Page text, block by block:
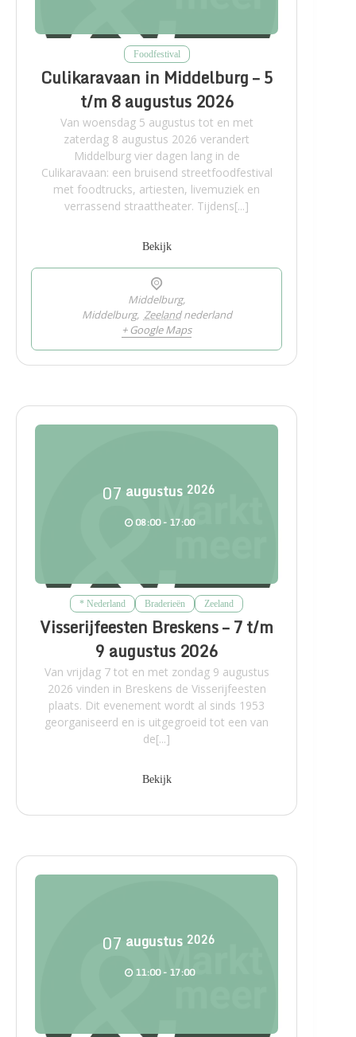
Foodfestival
Culikaravaan in Middelburg – 5
t/m 8 augustus 2026
Van woensdag 5 augustus tot en met
zaterdag 8 augustus 2026 verandert
Middelburg vier dagen lang in de
Culikaravaan: een bruisend streetfoodfestival
met foodtrucks, artiesten, livemuziek en
verrassend straattheater. Tijdens[...]
Bekijk
Middelburg,
Middelburg, Zeeland nederland
+ Google Maps
07 augustus 2026
08:00 - 17:00
* Nederland Braderieën Zeeland
Visserijfeesten Breskens – 7 t/m
9 augustus 2026
Van vrijdag 7 tot en met zondag 9 augustus
2026 vinden in Breskens de Visserijfeesten
plaats. Dit evenement wordt al sinds 1953
georganiseerd en is uitgegroeid tot een van
de[...]
Bekijk
07 augustus 2026
11:00 - 17:00